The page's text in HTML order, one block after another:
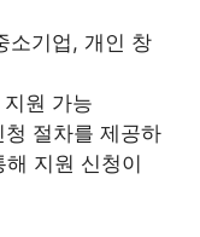
소기업, 개인 창
원 가능
절차를 제공하
지원 신청이